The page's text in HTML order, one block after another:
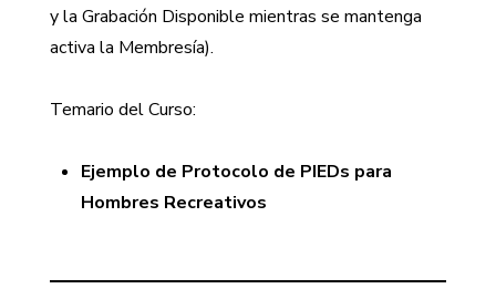
y la Grabación Disponible mientras se mantenga
activa la Membresía).
Temario del Curso:
Ejemplo de Protocolo de PIEDs para
Hombres Recreativos